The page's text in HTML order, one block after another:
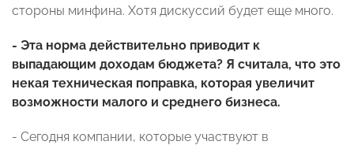
стороны минфина. Хотя дискуссий будет еще много.
- Эта норма действительно приводит к
выпадающим доходам бюджета? Я считала, что это
некая техническая поправка, которая увеличит
возможности малого и среднего бизнеса.
- Сегодня компании, которые участвуют в